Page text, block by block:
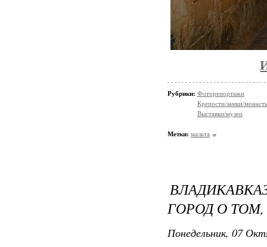
Рубрики: Фоторепортажи
Крепости/замки/
Выставки/музеи
Метки: мальта
ГОРОД О
Понедельник, 07